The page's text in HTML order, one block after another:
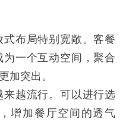
布局特别宽敞。客餐
一个互动空间，聚合
加突出。
越流行。可以进行选
增加餐厅空间的透气